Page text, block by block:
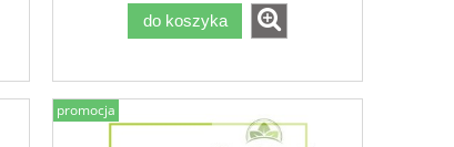
do koszyka
promocja